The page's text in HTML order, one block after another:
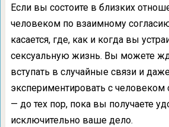
Если вы состоите в близких
человеком по взаимному
касается, где, как и когда вы
сексуальную жизнь. Вы можете
вступать в случайные связи и
экспериментировать с человеком
— до тех пор, пока вы получаете
исключительно ваше дело.